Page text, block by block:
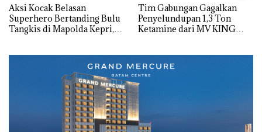
Aksi Kocak Belasan
Superhero Bertanding Bulu
Tangkis di Mapolda Kepri,
Tim Gabungan Gagalkan
Penyelundupan 1,3 Ton
Ketamine dari MV KING